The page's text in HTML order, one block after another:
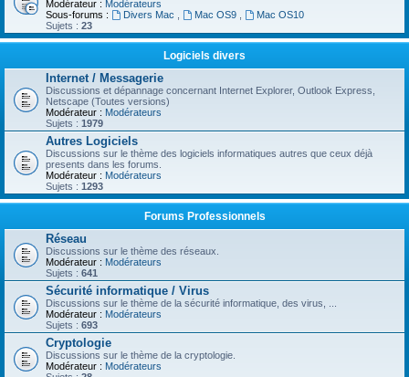
Modérateur : Modérateurs
Sous-forums :
Divers Mac Mac OS9
Mac OS10
Sujets : 23
Logiciels divers
Internet / Messagerie
Discussions et dépannage concernant Internet Explorer, Outlook Express,
Netscape (Toutes versions)
Modérateur : Modérateurs
Sujets : 1979
Autres Logiciels
Discussions sur le thème des logiciels informatiques autres que ceux déjà
presents dans les forums.
Modérateur : Modérateurs
Sujets : 1293
Forums Professionnels
Réseau
Discussions sur le thème des réseaux.
Modérateur : Modérateurs
Sujets : 641
Sécurité informatique / Virus
Discussions sur le thème de la sécurité informatique, des virus, ...
Modérateur : Modérateurs
Sujets : 693
Cryptologie
Discussions sur le thème de la cryptologie.
Modérateur : Modérateurs